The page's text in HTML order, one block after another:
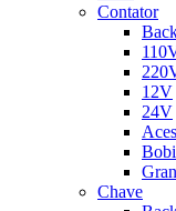
Contator
12V
24V
Chave